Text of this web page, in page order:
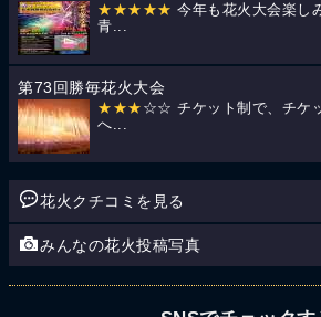
★★★★★ 今年も花火大会楽し
青...
第73回勝毎花火大会
★★★ ☆☆ チケット制で、チケ
へ...
花火クチコミを見る
みんなの花火投稿写真